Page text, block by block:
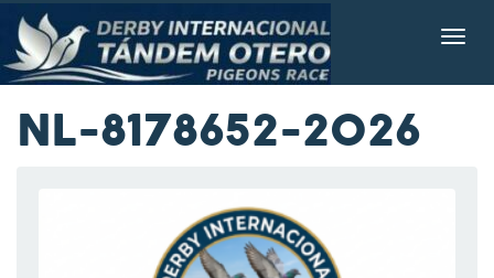
NL-8178652-2026